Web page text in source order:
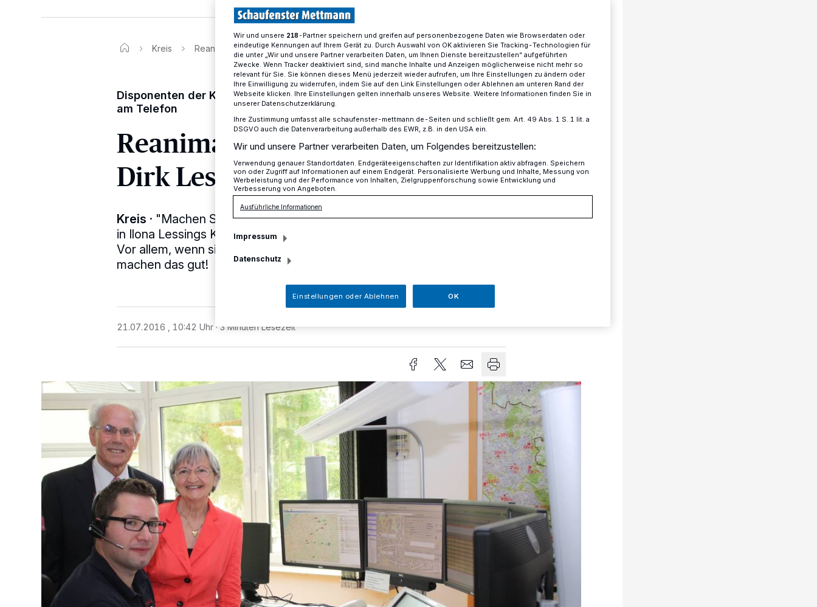
Kreis Reanimationsanleitung rettet Dirk Lessing das Leben
Disponenten der Kreisleitstelle geben Wiederbelebungsanweisungen
am Telefon
Reanimationsanleitung rettet
Dirk Lessing das Leben
Kreis · "Machen Sie weiter — Sie machen das gut!" Die Worte hallen
in Ilona Lessings Kopf nach. Auch jetzt noch, nach einem halben Jahr.
Vor allem, wenn sie das Martinshorn hört. "Machen Sie weiter — Sie
machen das gut!
21.07.2016 , 10:42 Uhr 3 Minuten Lesezeit
Wir und unsere 218-Partner speichern und greifen auf personenbezogene Daten wie Browserdaten oder
eindeutige Kennungen auf Ihrem Gerät zu. Durch Auswahl von OK aktivieren Sie Tracking-Technologien für
die unter „Wir und unsere Partner verarbeiten Daten, um Ihnen Dienste bereitzustellen“ aufgeführten
Zwecke. Wenn Tracker deaktiviert sind, sind manche Inhalte und Anzeigen möglicherweise nicht mehr so
relevant für Sie. Sie können dieses Menü jederzeit wieder aufrufen, um Ihre Einstellungen zu ändern oder
Ihre Einwilligung zu widerrufen, indem Sie auf den Link Einstellungen oder Ablehnen am unteren Rand der
Webseite klicken. Ihre Einstellungen gelten innerhalb unseres Website. Weitere Informationen finden Sie in
unserer Datenschutzerklärung.
Ihre Zustimmung umfasst alle schaufenster-mettmann.de-Seiten und schließt gem. Art. 49 Abs. 1 S. 1 lit. a
DSGVO auch die Datenverarbeitung außerhalb des EWR, z.B. in den USA ein.
Wir und unsere Partner verarbeiten Daten, um Folgendes bereitzustellen:
Verwendung genauer Standortdaten. Endgeräteeigenschaften zur Identifikation aktiv abfragen. Speichern
von oder Zugriff auf Informationen auf einem Endgerät. Personalisierte Werbung und Inhalte, Messung von
Werbeleistung und der Performance von Inhalten, Zielgruppenforschung sowie Entwicklung und
Verbesserung von Angeboten.
Ausführliche Informationen
Impressum
Datenschutz
Einstellungen oder Ablehnen OK